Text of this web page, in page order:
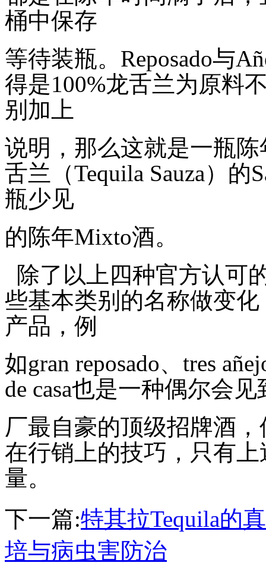
桶中保存
等待装瓶。 Reposado与
得是100%龙舌兰为原料
别加上
说明，那么这就是一瓶陈
舌兰（Tequila Sauza）的
瓶少见
的陈年Mixto酒。
除了以上四种官方认可
些基本类别的名称做变
产品，例
如gran reposado、 tres
de casa也是一种偶尔会
厂最自豪的顶级招牌酒
在行销上的技巧，只有
量。
下一篇:特其拉Tequila的
培与病虫害防治